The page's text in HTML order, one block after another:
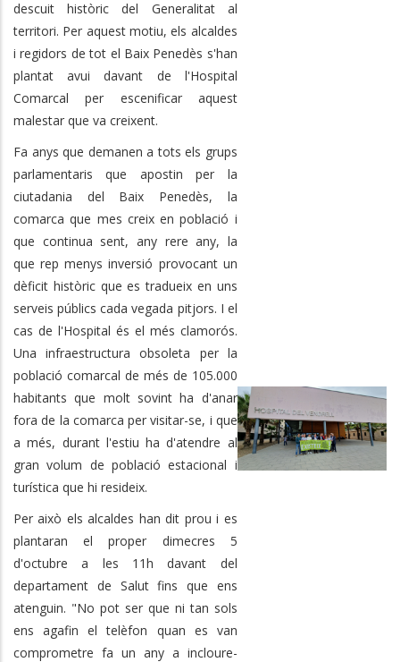
descuit històric del Generalitat al
territori. Per aquest motiu, els alcaldes
i regidors de tot el Baix Penedès s'han
plantat avui davant de l'Hospital
Comarcal per escenificar aquest
malestar que va creixent.
Fa anys que demanen a tots els grups
parlamentaris que apostin per la
ciutadania del Baix Penedès, la
comarca que mes creix en població i
que continua sent, any rere any, la
que rep menys inversió provocant un
dèficit històric que es tradueix en uns
serveis públics cada vegada pitjors. I el
cas de l'Hospital és el més clamorós.
Una infraestructura obsoleta per la
població comarcal de més de 105.000
habitants que molt sovint ha d'anar
fora de la comarca per visitar-se, i que
a més, durant l'estiu ha d'atendre al
gran volum de població estacional i
turística que hi resideix.
Per això els alcaldes han dit prou i es
plantaran el proper dimecres 5
d'octubre a les 11h davant del
departament de Salut fins que ens
atenguin. "No pot ser que ni tan sols
ens agafin el telèfon quan es van
comprometre fa un any a incloure-